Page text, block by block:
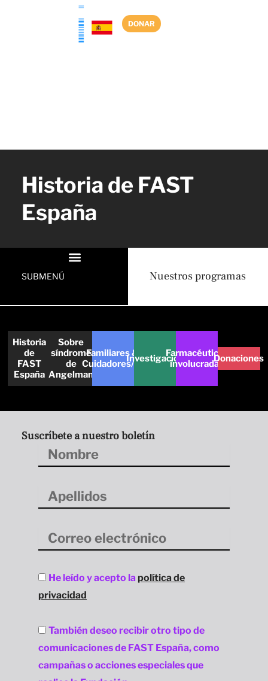
DONAR
Historia de FAST
España
SUBMENÚ Nuestros programas
Historia
de
FAST
España
Sobre
síndrome
de
Angelman
Familiares &
Cuidadores/asInvestigaciónFarmacéuticas
involucradasDonaciones
Suscríbete a nuestro boletín
Nombre
Apellidos
Correo
electrónico
Aceptación
He leído y acepto la política de
privacidad
Aceptación
También deseo recibir otro tipo de
comunicaciones de FAST España, como
campañas o acciones especiales que